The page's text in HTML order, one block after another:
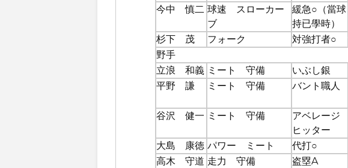
今中 慎二 球速 スローカー
ブ
緩急○（當球
持已學時）
杉下 茂 フォーク 対強打者○
野手
立浪 和義 ミート 守備 いぶし銀
平野 謙
ミート 守備 バント職人
谷沢 健一 ミート 守備
アベレージ
ヒッター
大島 康徳 パワー ミート 代打○
高木 守道 走力 守備 盗塁A